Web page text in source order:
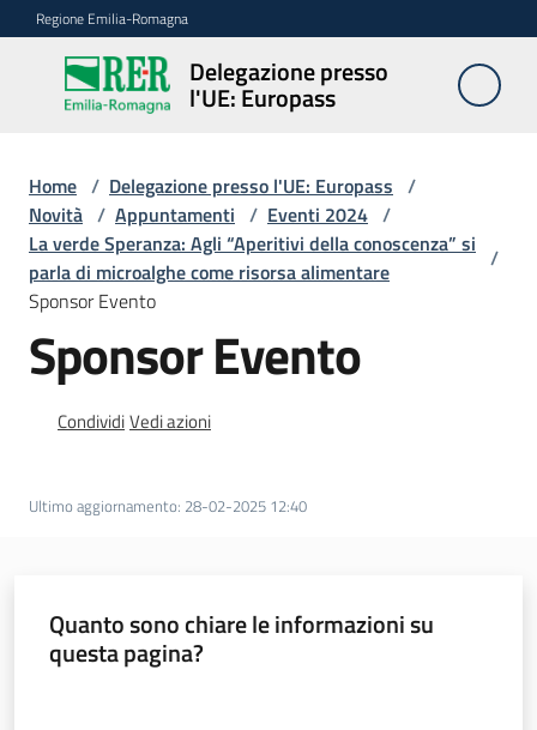
Vai al contenuto
Vai alla navigazione
Vai al footer
Regione Emilia-Romagna
Delegazione presso
l'UE: Europass
Delegazione
presso l'UE:
Novità
Pareri
EFSA
Home / Delegazione presso l'UE: Europass /
Novità / Appuntamenti / Eventi 2024 /
La verde Speranza: Agli “Aperitivi della conoscenza” si
parla di microalghe come risorsa alimentare
/
Sponsor Evento
Sponsor Evento
CondividiVedi azioni
Ultimo aggiornamento: 28-02-2025 12:40
Quanto sono chiare le informazioni su
questa pagina?